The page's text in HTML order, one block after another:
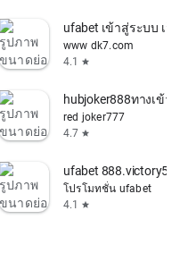
ufabet เข้าสู่ระบบ เว็
www dk7.com
4.1
star
hubjoker888ทางเข้า
red joker777
4.7 star
ufabet
โปรโมทชั่น ufabet
4.1
star